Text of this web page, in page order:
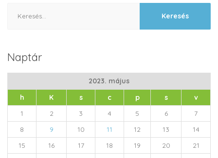
Naptár
2023. május
h
K s c p s
v
1
2 3 4 5 6
7
8
9 10 11 12 13
14
15
16 17 18 19 20
21